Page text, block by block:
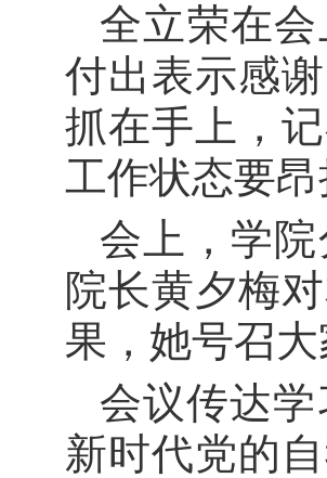
全立荣在
付出表示感
抓在手上，
工作状态要
会上，学
院长黄夕梅
果，她号召
会议传达
新时代党的